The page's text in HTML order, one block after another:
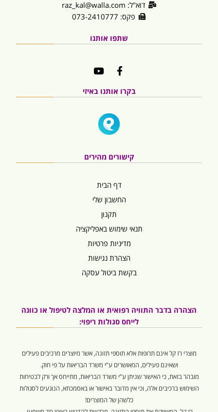
דוא"ל: raz_kal@walla.com
פקס: 073-2410777
שתפו אותנו
בקרו אותנו באיזי
קישורים מהירים
דף הבית
החשבון שלי
תקנון
תנאי שימוש באפליקציה
מדיניות פרטיות
הצהרת נגישות
בקשת ביטול עסקה
הצהרה בדבר התוויה רפואית או המלצה לטיפול או כוונה
לייחס סגולות ריפוי:
מוצרי רז קל אינם תרופות אלא תוספי תזונה, אשר מיוצרים מרכיבים פעילים
ושאינם פעילים, המאושרים ע”י משרד הבריאות על פי חוק.
מובהר בזאת, כי האישור שניתן ע”י משרד הבריאות, מתייחס אך ורק לבטיחות
השימוש ברכיבים אלה, וכי אין מדובר באישור או באסמכתא, הנוגעים לסגולות
כלשהן של המוצרים!